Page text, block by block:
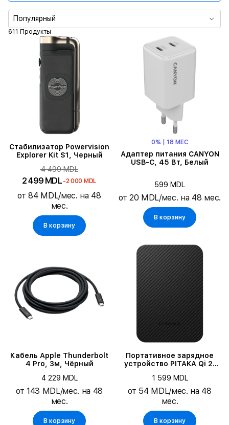
Тип продукта
Цвет
Длина кабеля
Тип защитного покрытия
Максимальная выходная мощность
Количество выходных коннекторов
611 Продукты
Популярный
Стабилизатор Powervision
Explorer Kit S1, Черный
4 499 MDL
2 499 MDL -2 000 MDL
от 84 MDL/мес. на 48
мес.
В корзину
0% | 18 МЕС
Адаптер питания CANYON
USB-C, 45 Вт, Белый
599 MDL
от 20 MDL/мес. на 48 мес.
В корзину
Кабель Apple Thunderbolt
4 Pro, 3м, Чёрный
4 229 MDL
от 143 MDL/мес. на 48
мес.
В корзину
Портативное зарядное
устройство PITAKA Qi 2,
1 599 MDL
от 54 MDL/мес. на 48
мес.
В корзину